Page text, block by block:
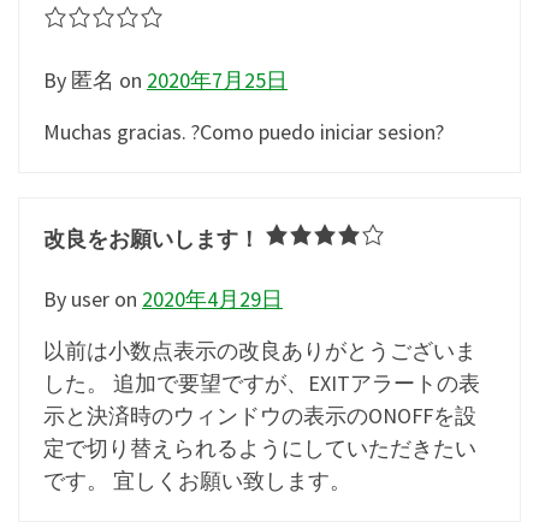
By 匿名 on 2020年7月25日
Muchas gracias. ?Como puedo iniciar sesion?
改良をお願いします！
By user on 2020年4月29日
以前は小数点表示の改良ありがとうございま
した。 追加で要望ですが、EXITアラートの表
示と決済時のウィンドウの表示のONOFFを設
定で切り替えられるようにしていただきたい
です。 宜しくお願い致します。